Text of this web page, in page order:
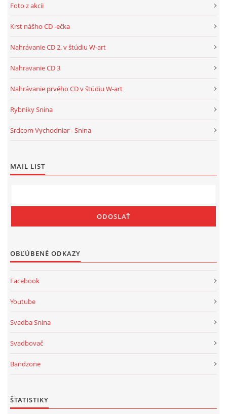
Foto z akcii
Krst nášho CD -ečka
Nahrávanie CD 2. v štúdiu W-art
Nahravanie CD 3
Nahrávanie prvého CD v štúdiu W-art
Rybniky Snina
Srdcom Vychodniar - Snina
MAIL LIST
OBĽÚBENÉ ODKAZY
Facebook
Youtube
Svadba Snina
Svadbovač
Bandzone
ŠTATISTIKY